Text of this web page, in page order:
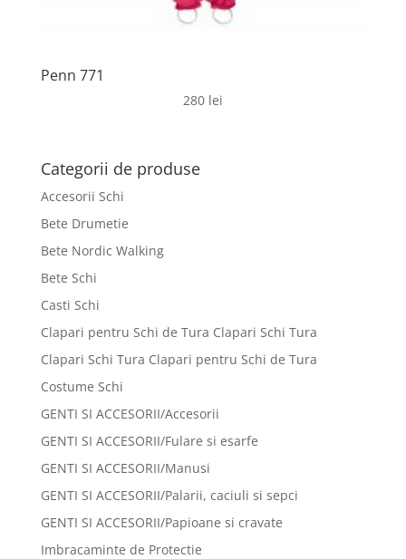
Penn 771
280 lei
Categorii de produse
Accesorii Schi
Bete Drumetie
Bete Nordic Walking
Bete Schi
Casti Schi
Clapari pentru Schi de Tura Clapari Schi Tura
Clapari Schi Tura Clapari pentru Schi de Tura
Costume Schi
GENTI SI ACCESORII/Accesorii
GENTI SI ACCESORII/Fulare si esarfe
GENTI SI ACCESORII/Manusi
GENTI SI ACCESORII/Palarii, caciuli si sepci
GENTI SI ACCESORII/Papioane si cravate
Imbracaminte de Protectie